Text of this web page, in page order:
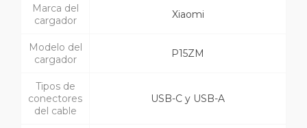
Marca del
cargador
Xiaomi
Modelo del
cargador
P15ZM
Tipos de
conectores
del cable
USB-C y USB-A